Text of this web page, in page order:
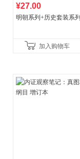
¥27.00
明朝系列+历史套装系列
加入购物车